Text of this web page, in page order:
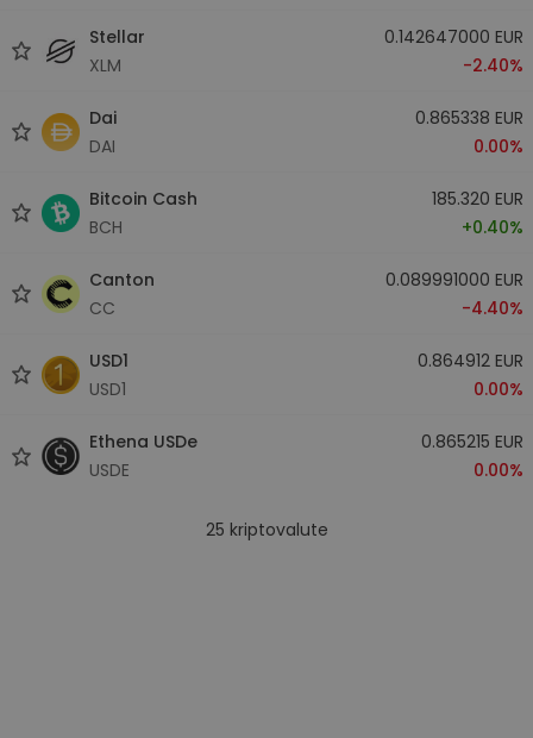
Stellar
XLM
0.142647000 EUR
-2.40%
Dai
DAI
0.865338 EUR
0.00%
Bitcoin Cash
BCH
185.320 EUR
+0.40%
Canton
CC
0.089991000 EUR
-4.40%
USD1
USD1
0.864912 EUR
0.00%
Ethena USDe
USDE
0.865215 EUR
0.00%
25 kriptovalute